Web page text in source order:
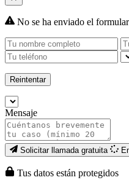
No se ha enviado el
Reintentar
Mensaje
Solicitar llamada gratuita
Tus datos están protegidos